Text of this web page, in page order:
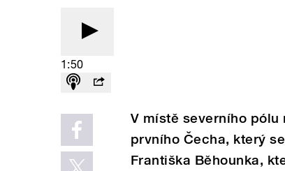
1:50
V místě severního pólu
prvního Čecha, který
Františka Běhounka,